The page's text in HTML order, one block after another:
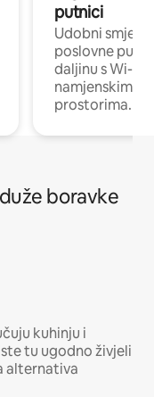
putnici
Udobni
poslovne
daljinu s Wi-Fi
namjenskim
prostorima.
boravke
kuhinju i
tu ugodno živjeli
alternativa